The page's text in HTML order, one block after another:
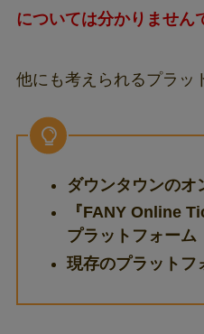
については分かりません
他にも考えられるプラッ
ダウンタウンのオ
『FANY Online
プラットフォーム
現存のプラットフ